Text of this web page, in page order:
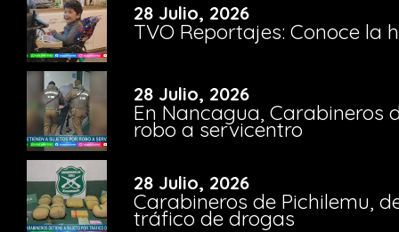
28 Julio, 2026
TVO Reportajes: Conoce la
28 Julio, 2026
En Nancagua, Carabineros
robo a servicentro
28 Julio, 2026
Carabineros de Pichilemu,
tráfico de drogas